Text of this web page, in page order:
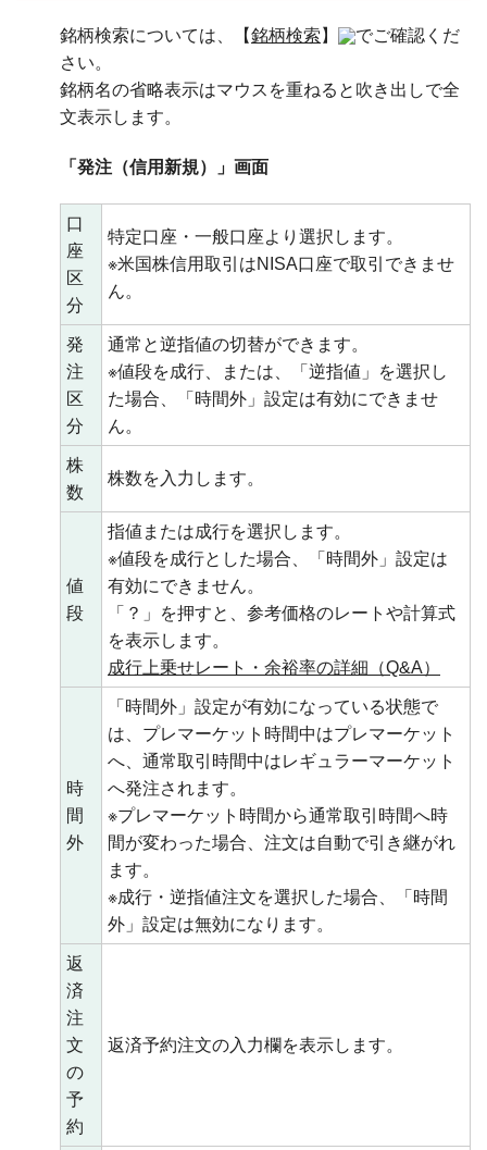
銘柄検索については、【銘柄検索 】
でご確認くだ
さい。
銘柄名の省略表示はマウスを重ねると吹き出しで全
文表示します。
「発注（信用新規）」画面
口
座
区
分
特定口座・一般口座より選択します。
※米国株信用取引はNISA口座で取引できませ
ん。
発
注
区
分
通常と逆指値の切替ができます。
※値段を成行、または、「逆指値」を選択し
た場合、「時間外」設定は有効にできませ
ん。
株
数
株数を入力します。
値
段
指値または成行を選択します。
※値段を成行とした場合、「時間外」設定は
有効にできません。
「？」を押すと、参考価格のレートや計算式
を表示します。
成行上乗せレート・余裕率の詳細（Q&A）
時
間
外
「時間外」設定が有効になっている状態で
は、プレマーケット時間中はプレマーケット
へ、通常取引時間中はレギュラーマーケット
へ発注されます。
※プレマーケット時間から通常取引時間へ時
間が変わった場合、注文は自動で引き継がれ
ます。
※成行・逆指値注文を選択した場合、「時間
外」設定は無効になります。
返
済
注
文
の
予
約
返済予約注文の入力欄を表示します。